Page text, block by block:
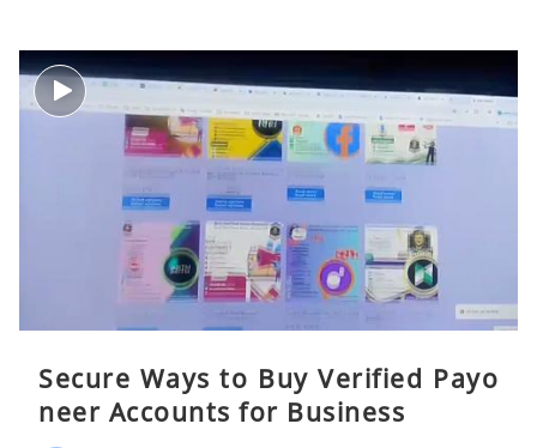
Secure Ways to Buy Verified Payo
neer Accounts for Business